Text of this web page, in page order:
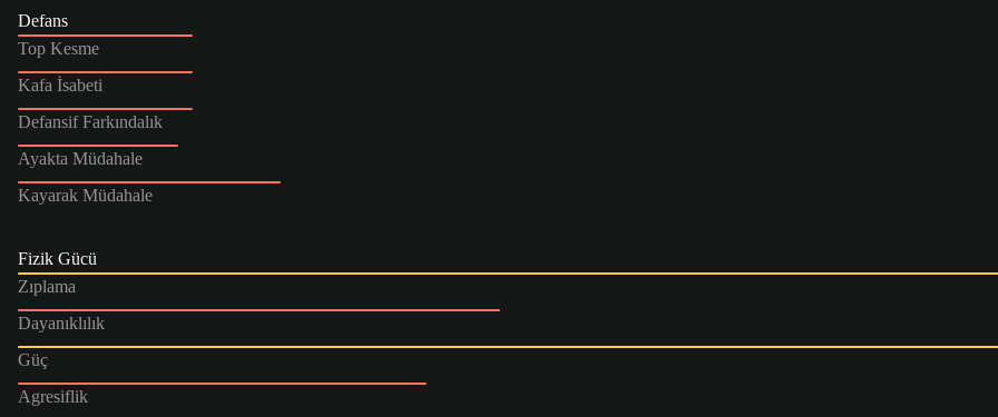
Defans
Top Kesme
Kafa İsabeti
Defansif Farkındalık
Ayakta Müdahale
Kayarak Müdahale
Fizik Gücü
Zıplama
Dayanıklılık
Güç
Agresiflik